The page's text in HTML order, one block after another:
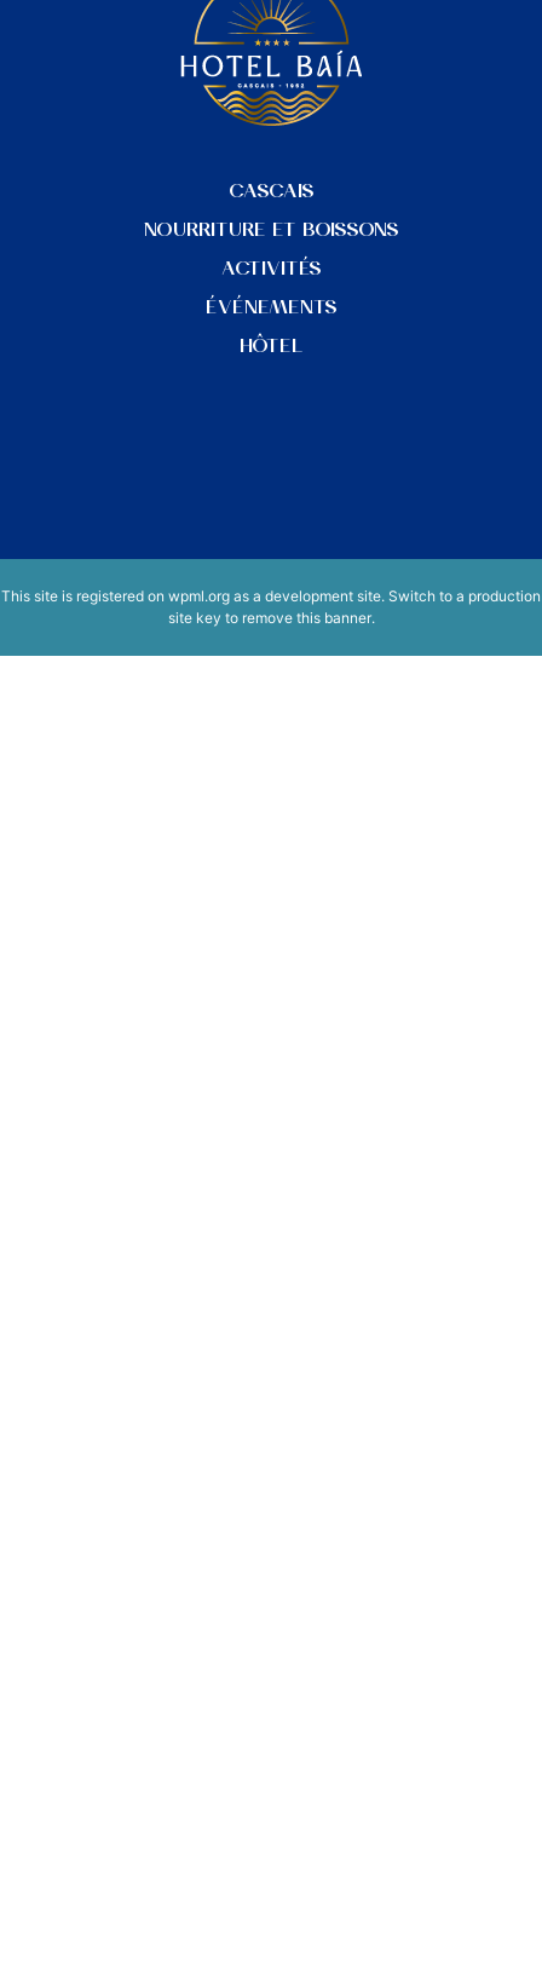
CASCAIS
NOURRITURE ET BOISSONS
ACTIVITÉS
ÉVÉNEMENTS
HÔTEL
This site is registered on wpml.org as a development site. Switch to a production
site key to remove this banner.